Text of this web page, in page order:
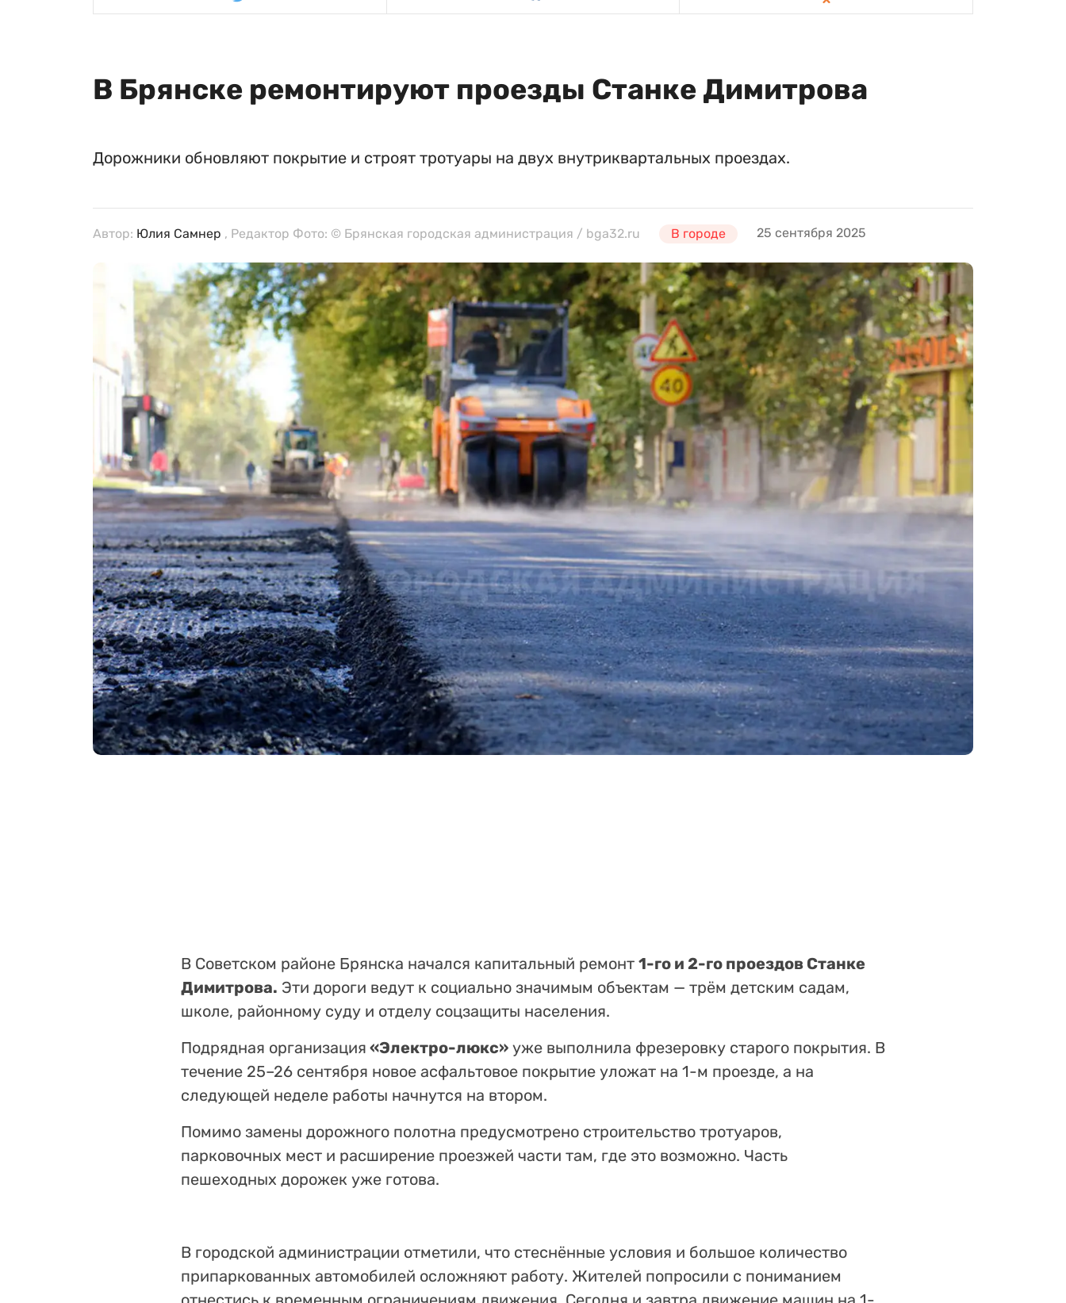
В Брянске ремонтируют проезды Станке Димитрова
Дорожники обновляют покрытие и строят тротуары на двух внутриквартальных проездах.
Автор: Юлия Самнер , Редактор Фото: © Брянская городская администрация / bga32.ru В городе 25 сентября 2025
В Советском районе Брянска начался капитальный ремонт 1-го и 2-го проездов Станке
Димитрова. Эти дороги ведут к социально значимым объектам — трём детским садам,
школе, районному суду и отделу соцзащиты населения.
Подрядная организация «Электро-люкс» уже выполнила фрезеровку старого покрытия. В
течение 25–26 сентября новое асфальтовое покрытие уложат на 1-м проезде, а на
следующей неделе работы начнутся на втором.
Помимо замены дорожного полотна предусмотрено строительство тротуаров,
парковочных мест и расширение проезжей части там, где это возможно. Часть
пешеходных дорожек уже готова.
В городской администрации отметили, что стеснённые условия и большое количество
припаркованных автомобилей осложняют работу. Жителей попросили с пониманием